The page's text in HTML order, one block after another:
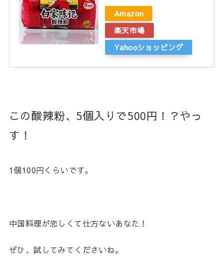
Amazon
楽天市場
Yahooショッピング
この酸辣粉、5個入りで500円！？やっ
す！
1個100円くらいです。
中国料理が恋しくて仕方ないあなた！
ぜひ、試してみてくださいね。